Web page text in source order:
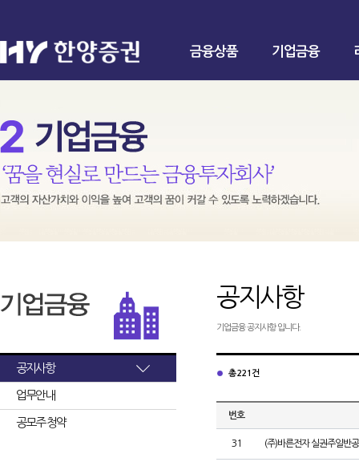
금융상품 기업금융
공지사항
업무안내
공모주 청약
공지사항
기업금융 공지사항 입니다.
총 221건
번호
31 (주)바른전자 실권주일반